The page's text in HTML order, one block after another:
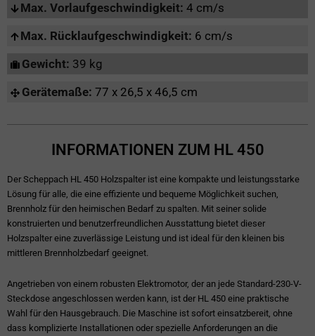
Max. Vorlaufgeschwindigkeit: 4 cm/s
Max. Rücklaufgeschwindigkeit: 6 cm/s
Gewicht: 39 kg
Gerätemaße: 77 x 26,5 x 46,5 cm
INFORMATIONEN ZUM HL 450
Der Scheppach HL 450 Holzspalter ist eine kompakte und leistungsstarke
Lösung für alle, die eine effiziente und bequeme Möglichkeit suchen,
Brennholz für den heimischen Bedarf zu spalten. Mit seiner solide
konstruierten und benutzerfreundlichen Ausstattung bietet dieser
Holzspalter eine zuverlässige Leistung und ist ideal für den kleinen bis
mittleren Brennholzbedarf geeignet.
Angetrieben von einem robusten Elektromotor, der an jede Standard-230-V-
Steckdose angeschlossen werden kann, ist der HL 450 eine praktische
Wahl für den Hausgebrauch. Die Maschine ist sofort einsatzbereit, ohne
dass komplizierte Installationen oder spezielle Anforderungen an die